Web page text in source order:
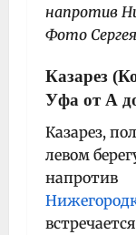
напротив
Фото
Казарез
Уфа от А
Казарез,
левом
напротив